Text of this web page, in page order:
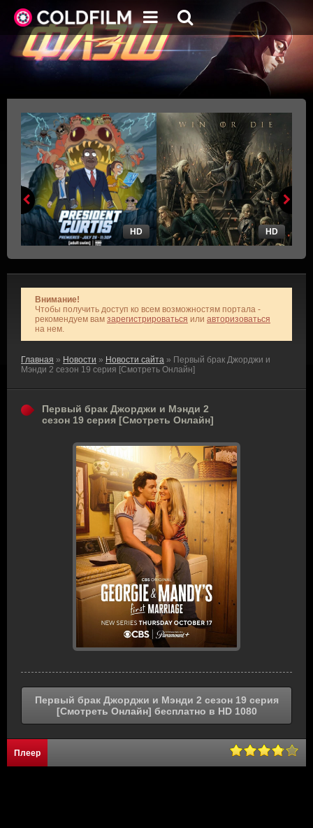
HD HD
Внимание!
Чтобы получить доступ ко всем возможностям портала -
рекомендуем вам зарегистрироваться или авторизоваться
на нем.
Главная » Новости » Новости сайта » Первый брак Джорджи и
Мэнди 2 сезон 19 серия [Смотреть Онлайн]
Первый брак Джорджи и Мэнди 2
сезон 19 серия [Смотреть Онлайн]
Первый брак Джорджи и Мэнди 2 сезон 19 серия
[Смотреть Онлайн] бесплатно в HD 1080
Плеер